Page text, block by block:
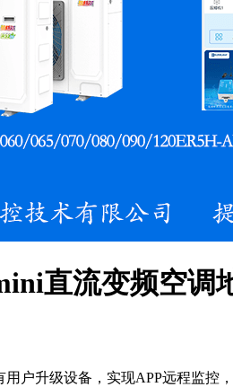
直流变频空调
户升级设备，实现APP远程监